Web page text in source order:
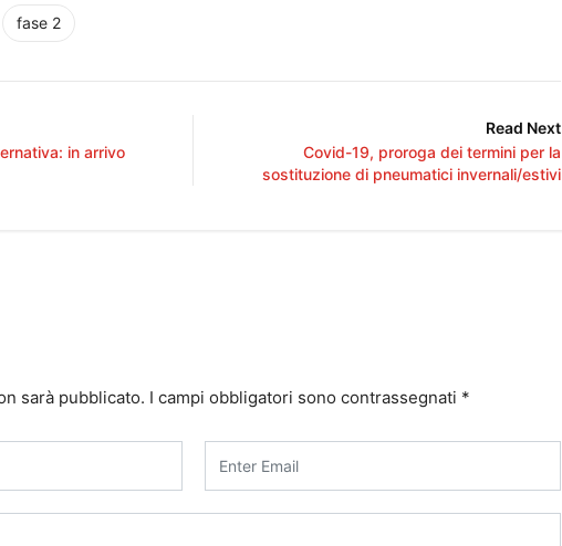
fase 2
in arrivo
Read Next
Covid-19, proroga dei termini per la
sostituzione di pneumatici invernali/estivi
sarà pubblicato. I campi obbligatori sono contrassegnati *